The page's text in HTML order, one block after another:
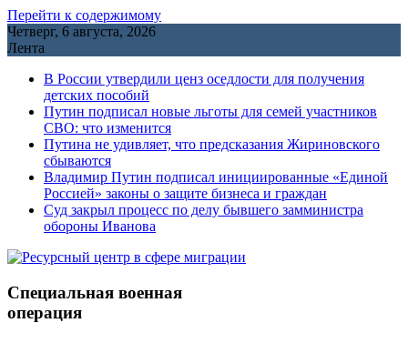
Перейти к содержимому
Четверг, 6 августа, 2026
Лента
В России утвердили ценз оседлости для получения
детских пособий
Путин подписал новые льготы для семей участников
СВО: что изменится
Путина не удивляет, что предсказания Жириновского
сбываются
Владимир Путин подписал инициированные «Единой
Россией» законы о защите бизнеса и граждан
Cуд закрыл процесс по делу бывшего замминистра
обороны Иванова
Специальная военная
операция